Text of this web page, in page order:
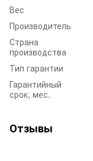
Вес
Производитель
Страна
производства
Тип гарантии
Гарантийный
срок, мес.
Отзывы